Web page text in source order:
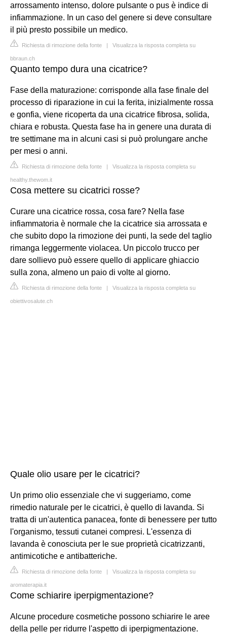
arrossamento intenso, dolore pulsante o pus è indice di
infiammazione. In un caso del genere si deve consultare
il più presto possibile un medico.
Richiesta di rimozione della fonte | Visualizza la risposta completa su
bbraun.ch
Quanto tempo dura una cicatrice?
Fase della maturazione: corrisponde alla fase finale del
processo di riparazione in cui la ferita, inizialmente rossa
e gonfia, viene ricoperta da una cicatrice fibrosa, solida,
chiara e robusta. Questa fase ha in genere una durata di
tre settimane ma in alcuni casi si può prolungare anche
per mesi o anni.
Richiesta di rimozione della fonte | Visualizza la risposta completa su
healthy.thewom.it
Cosa mettere su cicatrici rosse?
Curare una cicatrice rossa, cosa fare? Nella fase
infiammatoria è normale che la cicatrice sia arrossata e
che subito dopo la rimozione dei punti, la sede del taglio
rimanga leggermente violacea. Un piccolo trucco per
dare sollievo può essere quello di applicare ghiaccio
sulla zona, almeno un paio di volte al giorno.
Richiesta di rimozione della fonte | Visualizza la risposta completa su
obiettivosalute.ch
Quale olio usare per le cicatrici?
Un primo olio essenziale che vi suggeriamo, come
rimedio naturale per le cicatrici, è quello di lavanda. Si
tratta di un'autentica panacea, fonte di benessere per tutto
l'organismo, tessuti cutanei compresi. L'essenza di
lavanda è conosciuta per le sue proprietà cicatrizzanti,
antimicotiche e antibatteriche.
Richiesta di rimozione della fonte | Visualizza la risposta completa su
aromaterapia.it
Come schiarire iperpigmentazione?
Alcune procedure cosmetiche possono schiarire le aree
della pelle per ridurre l'aspetto di iperpigmentazione.